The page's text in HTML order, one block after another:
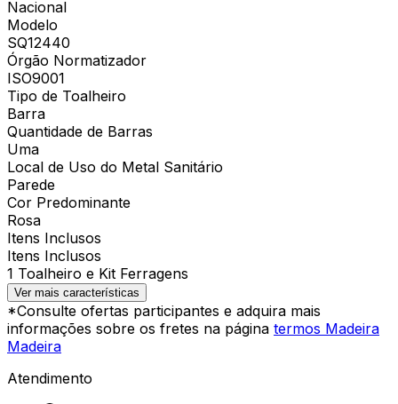
Nacional
Modelo
SQ12440
Órgão Normatizador
ISO9001
Tipo de Toalheiro
Barra
Quantidade de Barras
Uma
Local de Uso do Metal Sanitário
Parede
Cor Predominante
Rosa
Itens Inclusos
Itens Inclusos
1 Toalheiro e Kit Ferragens
Ver mais características
*Consulte ofertas participantes e adquira mais
informações sobre os fretes na página termos Madeira
Madeira
Atendimento